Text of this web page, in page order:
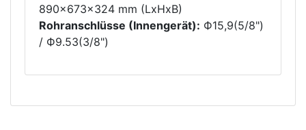
890x673x324 mm (LxHxB)
Rohranschlüsse (Innengerät): Ф15,9(5/8")
/ Ф9.53(3/8")